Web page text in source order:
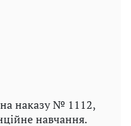
наказу № 1112,
навчання.